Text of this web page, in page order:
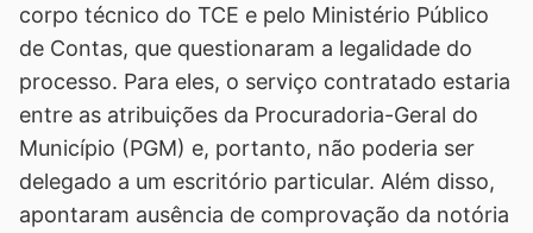
corpo técnico do TCE e pelo Ministério Público
de Contas, que questionaram a legalidade do
processo. Para eles, o serviço contratado estaria
entre as atribuições da Procuradoria-Geral do
Município (PGM) e, portanto, não poderia ser
delegado a um escritório particular. Além disso,
apontaram ausência de comprovação da notória